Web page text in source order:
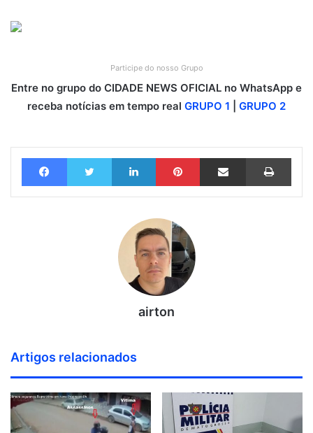
Participe do nosso Grupo
Entre no grupo do CIDADE NEWS OFICIAL no WhatsApp e
receba notícias em tempo real GRUPO 1 GRUPO 2
Facebook Twitter Linkedin Pinterest Compartilhar via e-mail
airton
Artigos relacionados